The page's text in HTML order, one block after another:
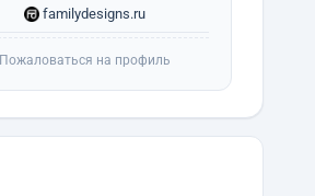
familydesigns.ru
Пожаловаться на профиль